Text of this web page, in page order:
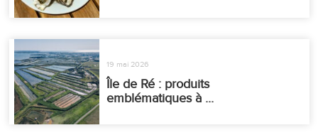
19 mai 2026
Île de Ré : produits
emblématiques à ...